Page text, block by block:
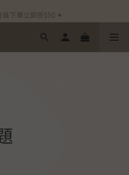
筆訂單免運費 ✦
員下單立即折$50 ✦
敏感測試 ✦